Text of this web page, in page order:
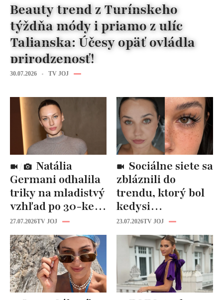
Beauty trend z Turínskeho
týždňa módy i priamo z ulíc
Talianska: Účesy opäť ovládla
prirodzenosť!
30.07.2026 TV JOJ
Germani odhalila
triky na mladistvý
vzhľad po 30-ke:
Fungujú lepšie
než drahá
kozmetika
27.07.2026TV JOJ
zbláznili do
trendu, ktorý bol
kedysi
katastrofou:
„Mušie nohy“ sú
späť!
23.07.2026TV JOJ